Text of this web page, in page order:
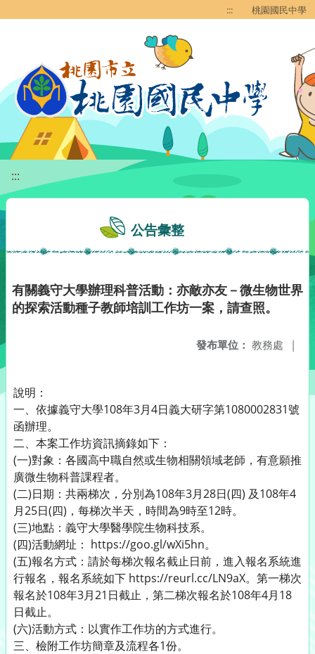
::: 桃園國民中學
:::
公告彙整
有關義守大學辦理科普活動：亦敵亦友－微生物世界
的探索活動種子教師培訓工作坊一案，請查照。
發布單位： 教務處 |
說明：
一、依據義守大學108年3月4日義大研字第1080002831號
函辦理。
二、本案工作坊資訊摘錄如下：
(一)對象：各國高中職自然或生物相關領域老師，有意願推
廣微生物科普課程者。
(二)日期：共兩梯次，分別為108年3月28日(四) 及108年4
月25日(四)，每梯次半天，時間為9時至12時。
(三)地點：義守大學醫學院生物科技系。
(四)活動網址： https://goo.gl/wXi5hn。
(五)報名方式：請於每梯次報名截止日前，進入報名系統進
行報名，報名系統如下 https://reurl.cc/LN9aX。第一梯次
報名於108年3月21日截止，第二梯次報名於108年4月18
日截止。
(六)活動方式：以實作工作坊的方式進行。
三、檢附工作坊簡章及流程各1份。